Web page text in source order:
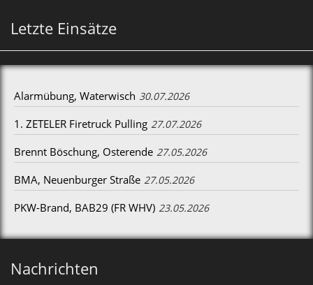
Letzte Einsätze
Alarmübung, Waterwisch 30.07.2026
1. ZETELER Firetruck Pulling 27.07.2026
Brennt Böschung, Osterende 27.05.2026
BMA, Neuenburger Straße 27.05.2026
PKW-Brand, BAB29 (FR WHV) 23.05.2026
Nachrichten